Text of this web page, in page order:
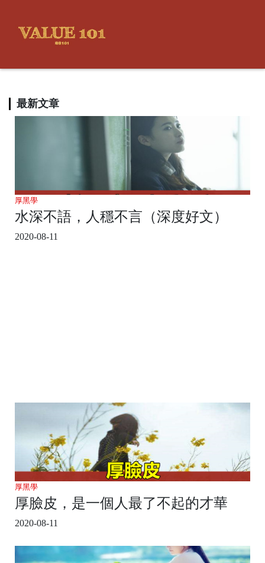
最新文章
厚黑學
水深不語，人穩不言（深度好文）
2020-08-11
厚黑學
厚臉皮，是一個人最了不起的才華
2020-08-11